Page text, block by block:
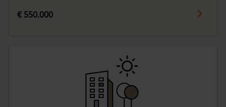
€ 550.000